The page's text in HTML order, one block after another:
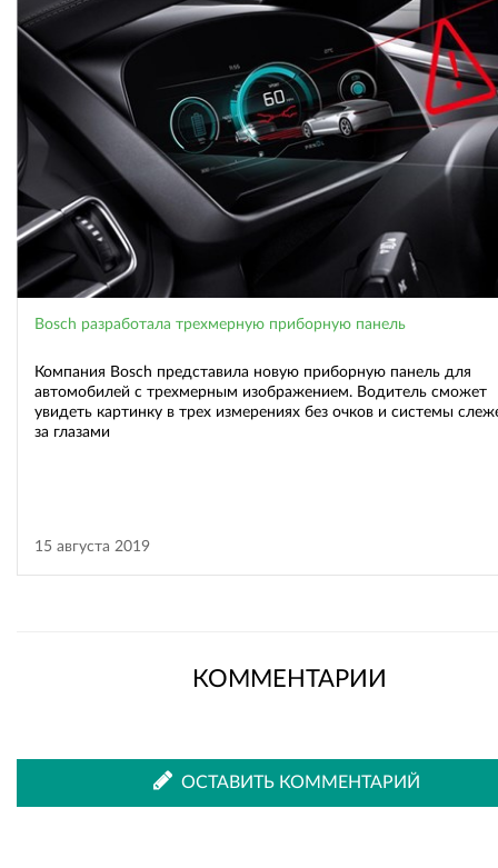
Bosch разработала трехмерную приборную панель
Компания Bosch представила новую приборную панель для
автомобилей с трехмерным изображением. Водитель сможет
увидеть картинку в трех измерениях без очков и системы
за глазами
15 августа 2019
КОММЕНТАРИИ
ОСТАВИТЬ КОММЕНТАРИЙ